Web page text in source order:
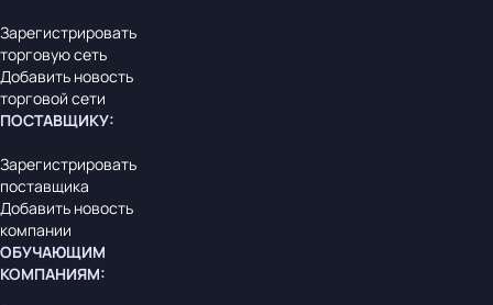
Зарегистрировать
торговую сеть
Добавить новость
торговой сети
ПОСТАВЩИКУ:
Зарегистрировать
поставщика
Добавить новость
компании
ОБУЧАЮЩИМ
КОМПАНИЯМ: